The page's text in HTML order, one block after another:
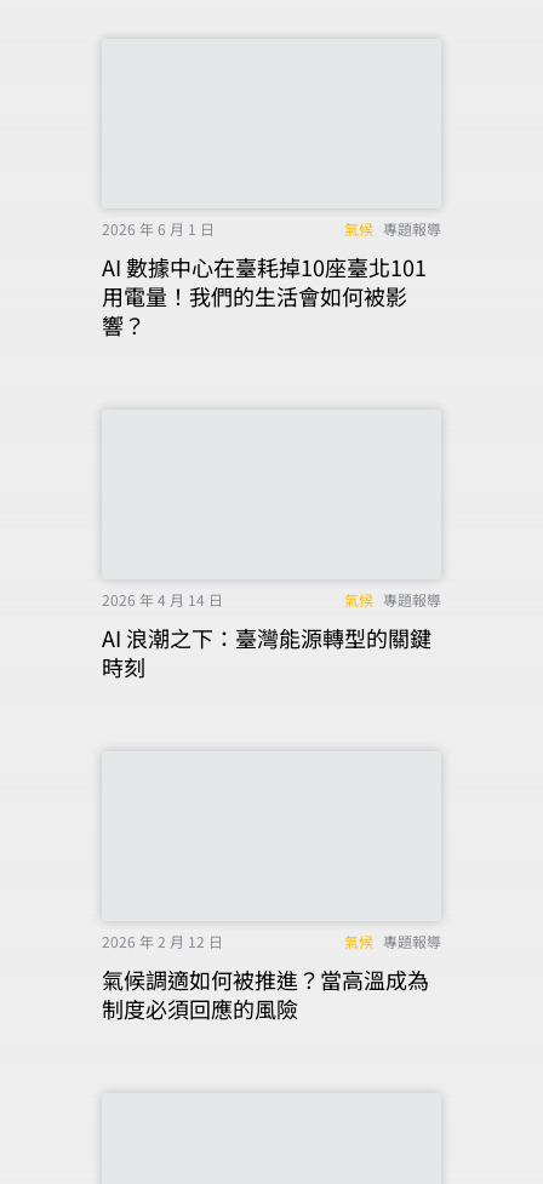
2026 年 6 月 1 日 氣候 專題報導
AI 數據中心在臺耗掉10座臺北101
用電量！我們的生活會如何被影
響？
2026 年 4 月 14 日 氣候 專題報導
AI 浪潮之下：臺灣能源轉型的關鍵
時刻
2026 年 2 月 12 日 氣候 專題報導
氣候調適如何被推進？當高溫成為
制度必須回應的風險